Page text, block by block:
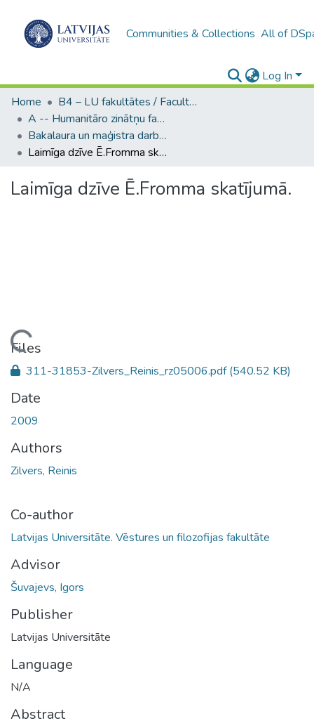
Communities & Collections All of
Log In
Home
B4 – LU fakultātes / Faculties of the UL
A -- Humanitāro zinātņu fakultāte / Faculty of Humanities
Bakalaura un maģistra darbi (HZF) / Bachelor's and Master's theses
Laimīga dzīve Ē.Fromma skatījumā.
Laimīga dzīve Ē.Fromma skatījumā.
Loading...
Files
311-31853-Zilvers_Reinis_rz05006.pdf(540.52 KB)
Date
2009
Authors
Zilvers, Reinis
Co-author
Latvijas Universitāte. Vēstures un filozofijas fakultāte
Advisor
Šuvajevs, Igors
Publisher
Latvijas Universitāte
Language
N/A
Abstract